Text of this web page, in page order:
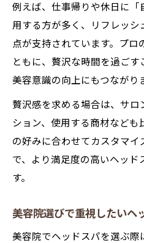
例えば、仕事帰りや休日に「
用する方が多く、リフレッシ
点が支持されています。プロ
ともに、贅沢な時間を過ご
美容意識の向上にもつながり
贅沢感を求める場合は、サ
ション、使用する商材なども
の好みに合わせてカスタマイ
で、より満足度の高いヘッド
す。
美容院選びで重視したいヘ
美容院でヘッドスパを選ぶ